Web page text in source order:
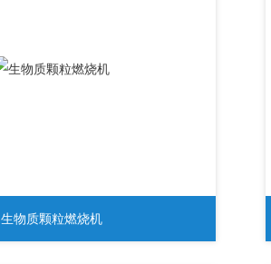
生物质颗粒燃烧机